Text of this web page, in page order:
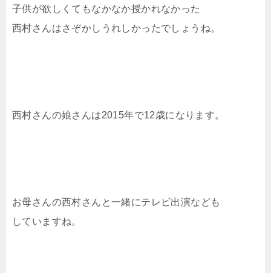
子供が欲しくてもなかなか授かれなかった
西村さんはさぞかしうれしかったでしょうね。
西村さんの娘さんは2015年で12歳になります。
お母さんの西村さんと一緒にテレビ出演なども
していますね。